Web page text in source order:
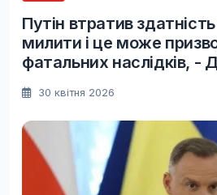
Путін втратив
милити і це може
фатальних наслідків, -
30 квітня 2026